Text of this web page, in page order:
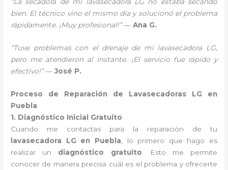
“La secadora de mi lavasecadora LG no estaba secando
bien. El técnico vino el mismo día y solucionó el problema
rápidamente. ¡Muy profesional!”—Ana G.
“Tuve problemas con el drenaje de mi lavasecadora LG,
pero me atendieron al instante. ¡El servicio fue rápido y
efectivo!”—José P.
Proceso de Reparación de Lavasecadoras LG en
Puebla
1. Diagnóstico Inicial Gratuito
Cuando me contactas para la reparación de tu
lavasecadora LG en Puebla , lo primero que hago es
realizar un diagnóstico gratuito . Esto me permite
conocer de manera precisa cuál es el problema y ofrecerte